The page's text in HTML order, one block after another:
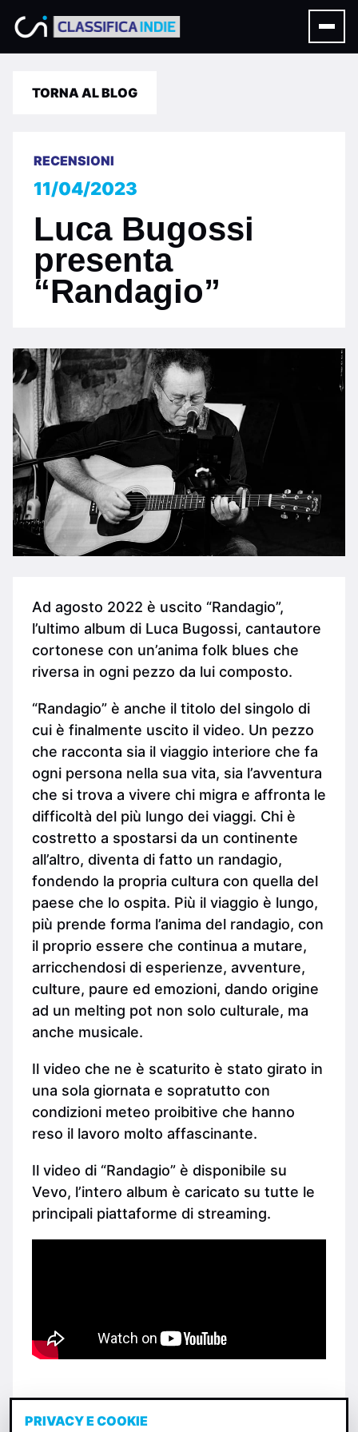
TORNA AL BLOG
RECENSIONI
11/04/2023
Luca Bugossi
presenta
“Randagio”
Ad agosto 2022 è uscito “Randagio”,
l’ultimo album di Luca Bugossi, cantautore
cortonese con un’anima folk blues che
riversa in ogni pezzo da lui composto.
“Randagio” è anche il titolo del singolo di
cui è finalmente uscito il video. Un pezzo
che racconta sia il viaggio interiore che fa
ogni persona nella sua vita, sia l’avventura
che si trova a vivere chi migra e affronta le
difficoltà del più lungo dei viaggi. Chi è
costretto a spostarsi da un continente
all’altro, diventa di fatto un randagio,
fondendo la propria cultura con quella del
paese che lo ospita. Più il viaggio è lungo,
più prende forma l’anima del randagio, con
il proprio essere che continua a mutare,
arricchendosi di esperienze, avventure,
culture, paure ed emozioni, dando origine
ad un melting pot non solo culturale, ma
anche musicale.
Il video che ne è scaturito è stato girato in
una sola giornata e sopratutto con
condizioni meteo proibitive che hanno
reso il lavoro molto affascinante.
Il video di “Randagio” è disponibile su
Vevo, l’intero album è caricato su tutte le
principali piattaforme di streaming.
PRIVACY E COOKIE